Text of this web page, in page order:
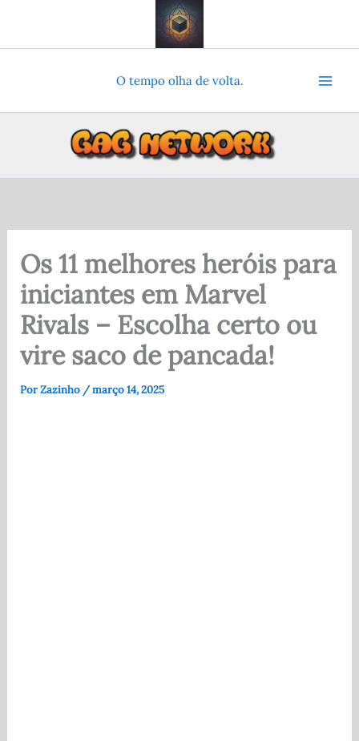
o
O tempo olha de volta.
Os 11 melhores heróis para
iniciantes em Marvel
Rivals – Escolha certo ou
vire saco de pancada!
PorZazinho /março 14, 2025